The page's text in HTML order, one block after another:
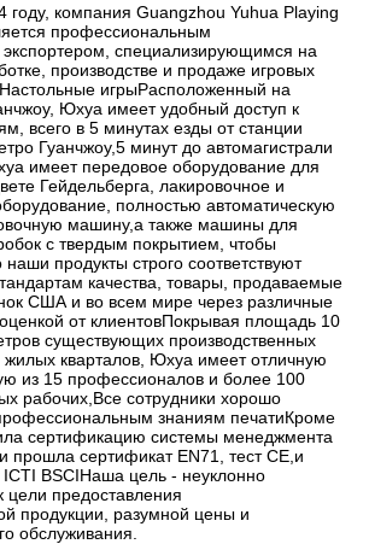
году, компания Guangzhou Yuhua Playing
профессиональным
специализирующимся на
производстве и продаже игровых
игрыРасположенный на
Юхуа имеет удобный доступ к
всего в 5 минутах езды от станции
Гуанчжоу,5 минут до автомагистрали
имеет передовое оборудование для
Гейдельберга, лакировочное и
полностью автоматическую
машину,а также машины для
с твердым покрытием, чтобы
наши продукты строго соответствуют
качества, товары, продаваемые
США и во всем мире через различные
от клиентовПокрывая площадь 10
существующих производственных
кварталов, Юхуа имеет отличную
из 15 профессионалов и более 100
рабочих,Все сотрудники хорошо
знаниям печатиКроме
сертификацию системы менеджмента
прошла сертификат EN71, тест CE,и
BSCIНаша цель - неуклонно
цели предоставления
продукции, разумной цены и
обслуживания.